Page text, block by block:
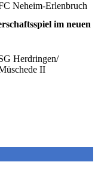
Neheim-Erlenbruch
im neuen
Herdringen/​
II